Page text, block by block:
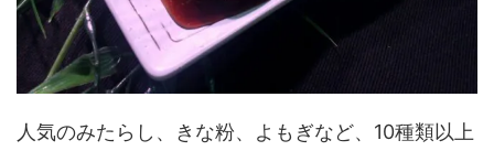
人気のみたらし、きな粉、よもぎなど、10種類以上